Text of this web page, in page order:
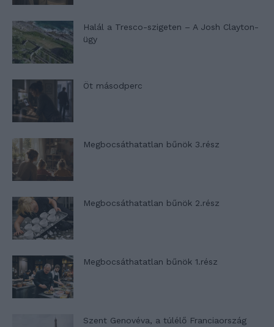
Halál a Tresco-szigeten – A Josh Clayton-
ügy
Öt másodperc
Megbocsáthatatlan bűnök 3.rész
Megbocsáthatatlan bűnök 2.rész
Megbocsáthatatlan bűnök 1.rész
Szent Genovéva, a túlélő Franciaország